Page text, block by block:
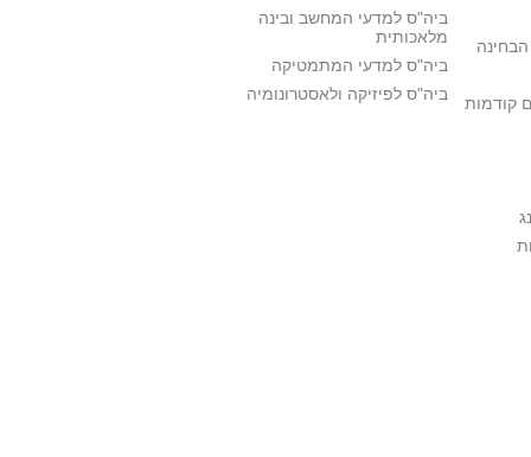
קודמות
ביה"ס למדעי המחשב ובינה
מלאכותית
ביה"ס למדעי המתמטיקה
ביה"ס לפיזיקה ולאסטרונומיה